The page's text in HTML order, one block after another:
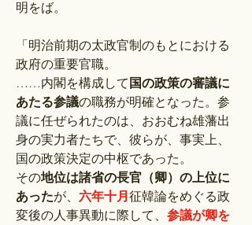
明をば。
「明治前期の太政官制のもとにおける
政府の重要官職。
……内閣を構成して 国の政策の審議に
あたる参議の職務が明確となった。参
議に任ぜられたのは、おおむね雄藩出
身の実力者たちで、彼らが、事実上、
国の政策決定の中枢であった。
その地位は諸省の長官（卿）の上位に
あったが、 六年十月 征韓論をめぐる政
変後の人事異動に際して、 参議が卿を